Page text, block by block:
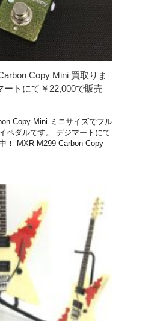
Copy Mini 買取りま
ートにて￥22,000で販売
Copy Mini ミニサイズでフル
ペダルです。 デジマートにて
！ MXR M299 Carbon Copy